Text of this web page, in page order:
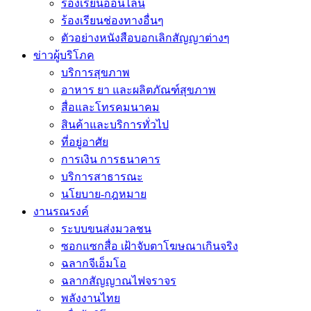
ร้องเรียนออนไลน์
ร้องเรียนช่องทางอื่นๆ
ตัวอย่างหนังสือบอกเลิกสัญญาต่างๆ
ข่าวผู้บริโภค
บริการสุขภาพ
อาหาร ยา และผลิตภัณฑ์สุขภาพ
สื่อและโทรคมนาคม
สินค้าและบริการทั่วไป
ที่อยู่อาศัย
การเงิน การธนาคาร
บริการสาธารณะ
นโยบาย-กฎหมาย
งานรณรงค์
ระบบขนส่งมวลชน
ซอกแซกสื่อ เฝ้าจับตาโฆษณาเกินจริง
ฉลากจีเอ็มโอ
ฉลากสัญญาณไฟจราจร
พลังงานไทย